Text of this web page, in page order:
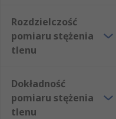
Rozdzielczość
pomiaru stężenia
tlenu
Dokładność
pomiaru stężenia
tlenu